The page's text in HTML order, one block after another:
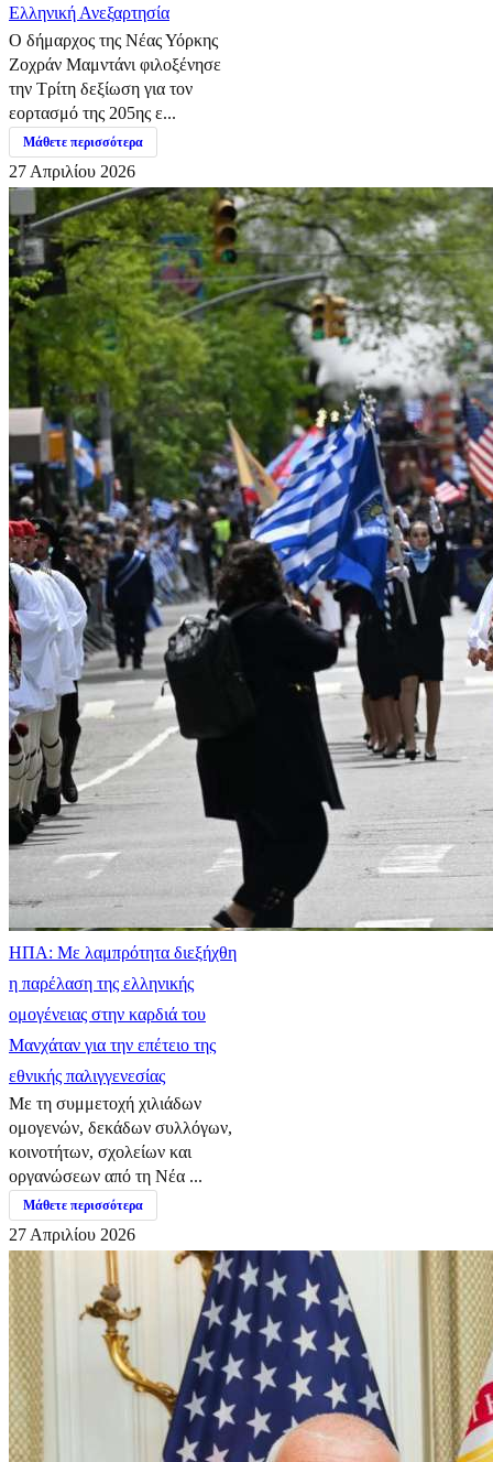
Ελληνική Ανεξαρτησία
Ο δήμαρχος της Νέας Υόρκης
Ζοχράν Μαμντάνι φιλοξένησε
την Τρίτη δεξίωση για τον
εορτασμό της 205ης ε...
Μάθετε περισσότερα
27 Απριλίου 2026
ΗΠΑ: Με λαμπρότητα διεξήχθη
η παρέλαση της ελληνικής
ομογένειας στην καρδιά του
Μανχάταν για την επέτειο της
εθνικής παλιγγενεσίας
Με τη συμμετοχή χιλιάδων
ομογενών, δεκάδων συλλόγων,
κοινοτήτων, σχολείων και
οργανώσεων από τη Νέα ...
Μάθετε περισσότερα
27 Απριλίου 2026